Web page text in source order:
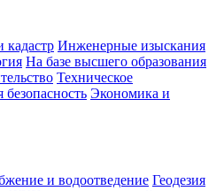
кадастр Инженерные изыскания
На базе высшего образования
Техническое
безопасность Экономика и
и водоотведение Геодезия